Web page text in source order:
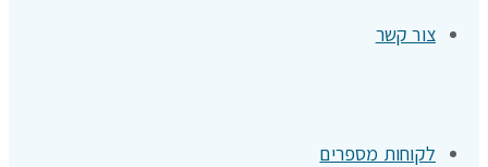
צור קשר
לקוחות מספרים